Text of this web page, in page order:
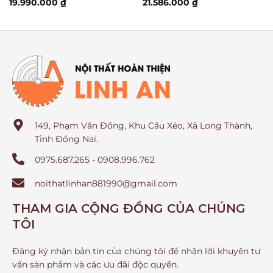
19.990.000 ₫ 21.586.000 ₫
149, Phạm Văn Đồng, Khu Cầu Xéo, Xã Long Thành,
Tỉnh Đồng Nai.
0975.687.265 - 0908.996.762
noithatlinhan881990@gmail.com
THAM GIA CỘNG ĐỒNG CỦA CHÚNG
TÔI
Đăng ký nhận bản tin của chúng tôi để nhận lời khuyên tư
vấn sản phẩm và các ưu đãi độc quyền.